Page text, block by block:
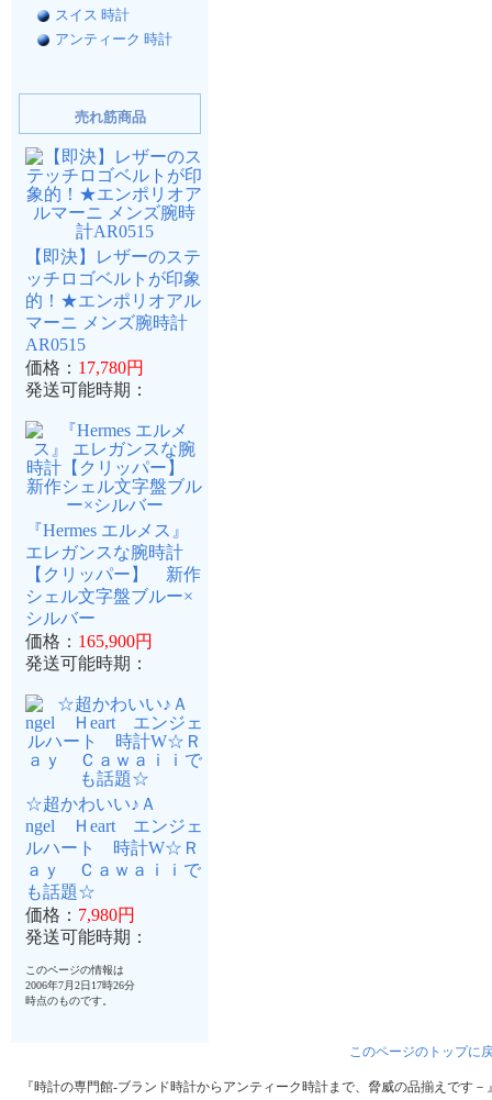
スイス 時計
アンティーク 時計
売れ筋商品
【即決】レザーのステ
ッチロゴベルトが印象
的！★エンポリオアル
マーニ メンズ腕時計
AR0515
価格： 17,780円
発送可能時期：
『Hermes エルメス』
エレガンスな腕時計
【クリッパー】 新作
シェル文字盤ブルー×
シルバー
価格： 165,900円
発送可能時期：
☆超かわいい♪Ａ
ngel Ｈeart エンジェ
ルハート 時計W☆Ｒ
ａｙ Ｃａｗａｉｉで
も話題☆
価格： 7,980円
発送可能時期：
このページの情報は
2006年7月2日17時26分
時点のものです。
このページのトップに
『時計の専門館-ブランド時計からアンティーク時計まで、脅威の品揃えです